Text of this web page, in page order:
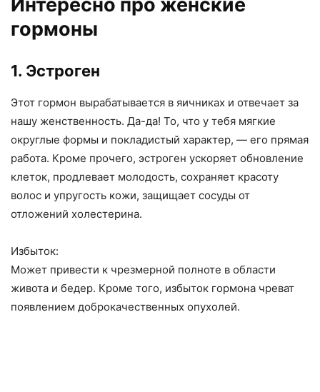
гормоны
1. Эстроген
Этот гормон вырабатывается в яичниках и отвечает за
нашу женственность. Да-да! То, что у тебя мягкие
округлые формы и покладистый характер, — его прямая
работа. Кроме прочего, эстроген ускоряет обновление
клеток, продлевает молодость, сохраняет красоту
волос и упругость кожи, защищает сосуды от
отложений холестерина.
Избыток:
Может привести к чрезмерной полноте в области
живота и бедер. Кроме того, избыток гормона чреват
появлением доброкачественных опухолей.